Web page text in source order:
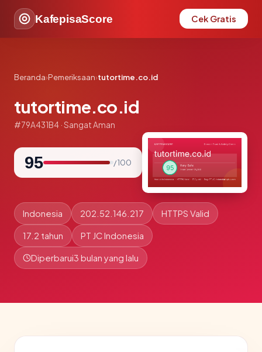
KafepisaScore Cek Gratis
Beranda›Pemeriksaan›tutortime.co.id
tutortime.co.id
#79A431B4 · Sangat Aman
95 / 100
Indonesia 202.52.146.217 HTTPS Valid
17.2 tahun PT JC Indonesia
Diperbarui3 bulan yang lalu